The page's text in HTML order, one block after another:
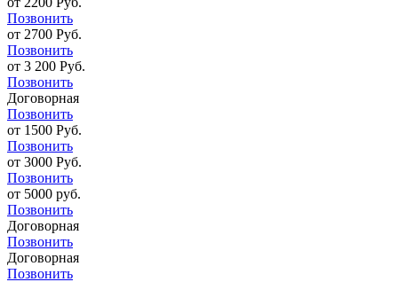
Позвонить
от 2700 Руб.
Позвонить
от 3 200 Руб.
Позвонить
Договорная
Позвонить
от 1500 Руб.
Позвонить
от 3000 Руб.
Позвонить
от 5000 руб.
Позвонить
Договорная
Позвонить
Договорная
Позвонить